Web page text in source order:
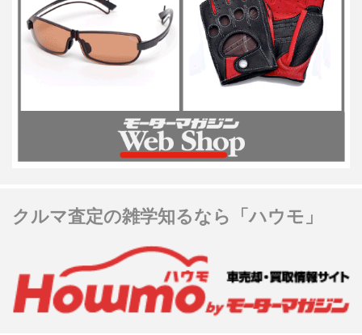
クルマ査定の雑学知るなら「ハウモ」